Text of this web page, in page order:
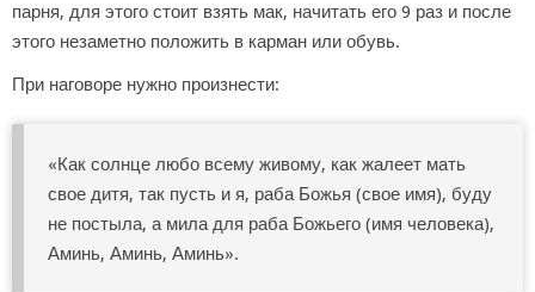
парня, для этого стоит взять мак, начитать его 9 раз и после
этого незаметно положить в карман или обувь.
При наговоре нужно произнести:
«Как солнце любо всему живому, как жалеет мать
свое дитя, так пусть и я, раба Божья (свое имя), буду
не постыла, а мила для раба Божьего (имя человека),
Аминь, Аминь, Аминь».